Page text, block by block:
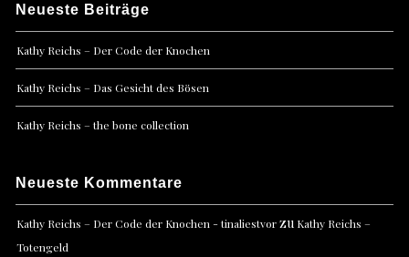
Neueste Beiträge
Kathy Reichs – Der Code der Knochen
Kathy Reichs – Das Gesicht des Bösen
Kathy Reichs – the bone collection
Neueste Kommentare
Kathy Reichs – Der Code der Knochen - tinaliestvorzu Kathy Reichs –
Totengeld